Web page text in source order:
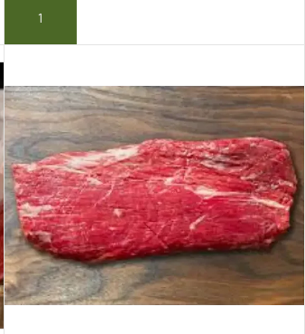
ΠΡΟΣΘΉΚΗ ΣΤΟ ΚΑΛΆΘΙ